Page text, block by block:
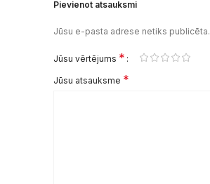
Pievienot atsauksmi
Jūsu e-pasta adrese netiks publicēta.
Jūsu vērtējums *
Jūsu atsauksme *